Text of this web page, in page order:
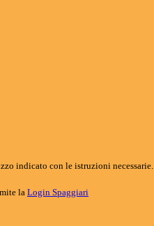
indicato con le istruzioni necessarie.
la Login Spaggiari